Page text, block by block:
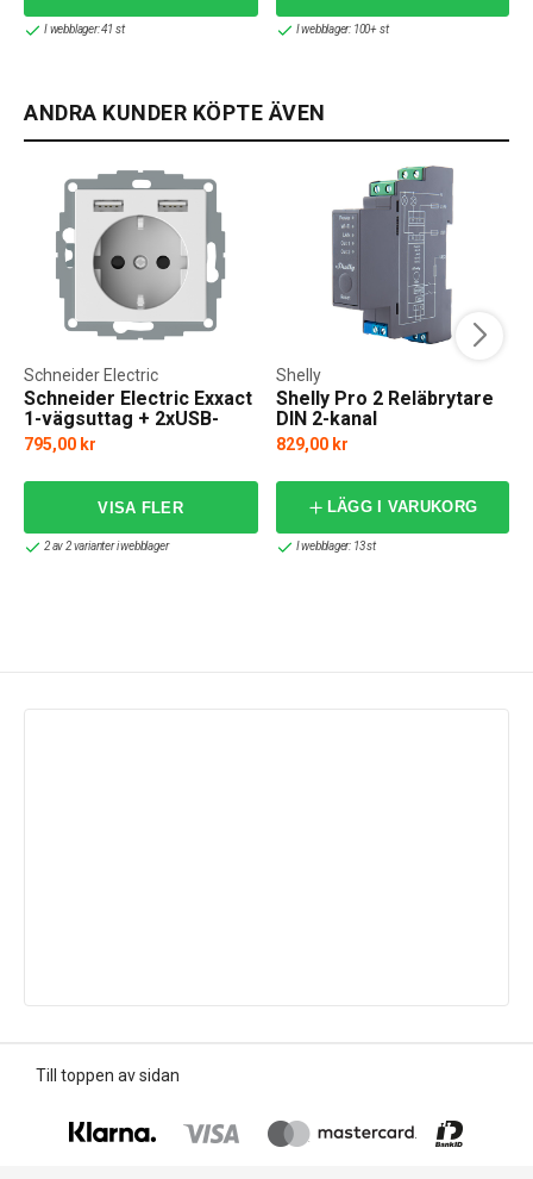
I webblager: 41 st I webblager: 100+ st
ANDRA KUNDER KÖPTE ÄVEN
Schneider Electric Exxact
1-vägsuttag + 2xUSB-
uttag
Schneider Electric
795,00 kr
2 av 2 varianter i webblager
Shelly Pro 2 Reläbrytare
DIN 2-kanal
Shelly
829,00 kr
LÄGG I VARUKORG
I webblager: 13 st
Till toppen av sidan